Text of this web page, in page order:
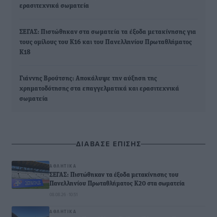
ερασιτεχνικά σωματεία
ΣΕΓΑΣ: Πιστώθηκαν στα σωματεία τα έξοδα μετακίνησης για
τους ομίλους του Κ16 και του Πανελληνίου Πρωταθλήματος
Κ18
Γιάννης Βρούτσης: Αποκάλυψε την αύξηση της
χρηματοδότησης στα επαγγελματικά και ερασιτεχνικά
σωματεία
ΔΙΑΒΑΣΕ ΕΠΙΣΗΣ
ΑΘΛΗΤΙΚΆ
ΣΕΓΑΣ: Πιστώθηκαν τα έξοδα μετακίνησης του
Πανελληνίου Πρωταθλήματος Κ20 στα σωματεία
08.08.26 · 10:51
ΑΘΛΗΤΙΚΆ